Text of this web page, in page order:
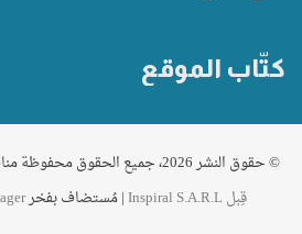
كتّاب الموقع
© حقوق النشر 2026، جميع الحقوق محفوظة مناطق .نت |
قِبل Inspiral S.A.R.L
| مُستضاف بفخر